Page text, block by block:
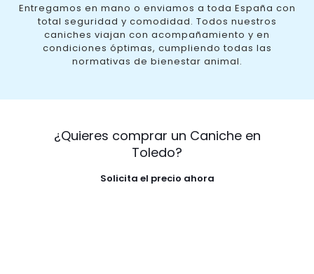
Entregamos en mano o enviamos a toda España con
total seguridad y comodidad. Todos nuestros
caniches viajan con acompañamiento y en
condiciones óptimas, cumpliendo todas las
normativas de bienestar animal.
¿Quieres comprar un Caniche en
Toledo?
Solicita el precio ahora